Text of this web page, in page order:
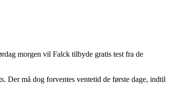
morgen vil Falck tilbyde gratis test fra de
Der må dog forventes ventetid de første dage, indtil